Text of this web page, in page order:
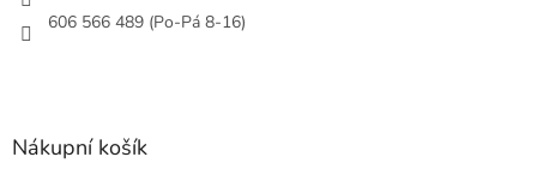
606 566 489 (Po-Pá 8-16)
Nákupní košík